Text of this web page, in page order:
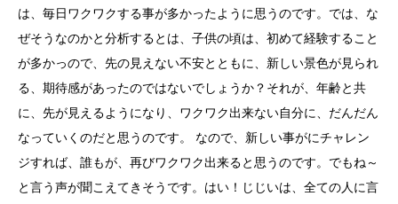
は、毎日ワクワクする事が多かったように思うのです。では、な
ぜそうなのかと分析するとは、子供の頃は、初めて経験すること
が多かっので、先の見えない不安とともに、新しい景色が見られ
る、期待感があったのではないでしょうか？それが、年齢と共
に、先が見えるようになり、ワクワク出来ない自分に、だんだん
なっていくのだと思うのです。 なので、新しい事がにチャレン
ジすれば、誰もが、再びワクワク出来ると思うのです。でもね～
と言う声が聞こえてきそうです。はい！じじいは、全ての人に言